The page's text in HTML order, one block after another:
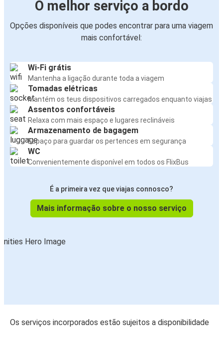
O melhor serviço a bordo
Opções disponíveis que podes encontrar para uma viagem
mais confortável:
Wi-Fi grátis
Mantenha a ligação durante toda a viagem
Tomadas elétricas
Mantém os teus dispositivos carregados enquanto viajas
Assentos confortáveis
Relaxa com mais espaço e lugares reclináveis
Armazenamento de bagagem
Espaço para guardar os pertences em segurança
WC
Convenientemente disponível em todos os FlixBus
É a primeira vez que viajas connosco?
Mais informação sobre o nosso serviço
Os serviços incorporados estão sujeitos a disponibilidade